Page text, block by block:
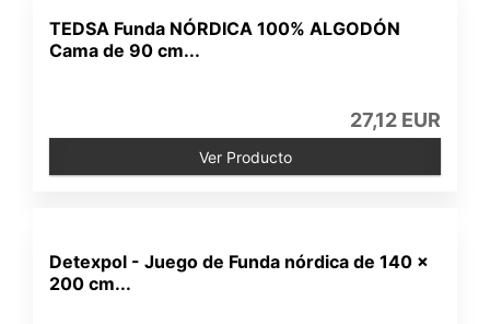
TEDSA Funda NÓRDICA 100% ALGODÓN
Cama de 90 cm...
27,12 EUR
Ver Producto
Detexpol - Juego de Funda nórdica de 140 x
200 cm...